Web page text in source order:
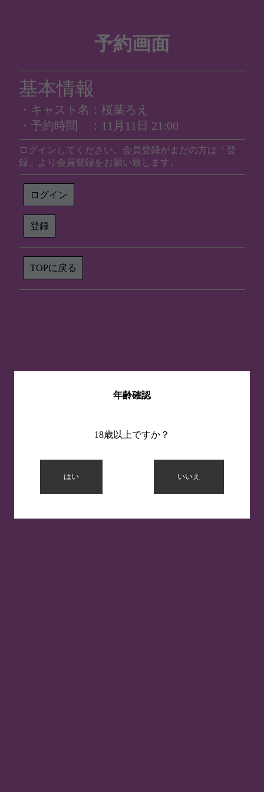
年齢確認
18歳以上ですか？
はい いいえ
予約画面
基本情報
・キャスト名：桜葉ろえ
・予約時間 ：11月11日 21:00
ログインしてください。会員登録がまだの方は「登
録」より会員登録をお願い致します。
ログイン
登録
TOPに戻る